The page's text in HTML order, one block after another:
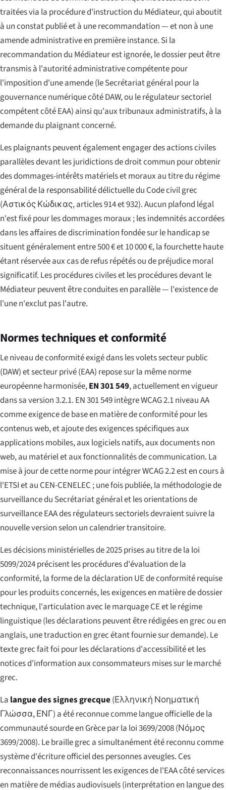
traitées via la procédure d'instruction du Médiateur, qui aboutit
à un constat publié et à une recommandation — et non à une
amende administrative en première instance. Si la
recommandation du Médiateur est ignorée, le dossier peut être
transmis à l'autorité administrative compétente pour
l'imposition d'une amende (le Secrétariat général pour la
gouvernance numérique côté DAW, ou le régulateur sectoriel
compétent côté EAA) ainsi qu'aux tribunaux administratifs, à la
demande du plaignant concerné.
Les plaignants peuvent également engager des actions civiles
parallèles devant les juridictions de droit commun pour obtenir
des dommages-intérêts matériels et moraux au titre du régime
général de la responsabilité délictuelle du Code civil grec
(Αστικός Κώδικας, articles 914 et 932). Aucun plafond légal
n'est fixé pour les dommages moraux ; les indemnités accordées
dans les affaires de discrimination fondée sur le handicap se
situent généralement entre 500 € et 10 000 €, la fourchette haute
étant réservée aux cas de refus répétés ou de préjudice moral
significatif. Les procédures civiles et les procédures devant le
Médiateur peuvent être conduites en parallèle — l'existence de
l'une n'exclut pas l'autre.
Normes techniques et conformité
Le niveau de conformité exigé dans les volets secteur public
(DAW) et secteur privé (EAA) repose sur la même norme
européenne harmonisée,EN 301 549, actuellement en vigueur
dans sa version 3.2.1. EN 301 549 intègre WCAG 2.1 niveau AA
comme exigence de base en matière de conformité pour les
contenus web, et ajoute des exigences spécifiques aux
applications mobiles, aux logiciels natifs, aux documents non
web, au matériel et aux fonctionnalités de communication. La
mise à jour de cette norme pour intégrer WCAG 2.2 est en cours à
l'ETSI et au CEN-CENELEC ; une fois publiée, la méthodologie de
surveillance du Secrétariat général et les orientations de
surveillance EAA des régulateurs sectoriels devraient suivre la
nouvelle version selon un calendrier transitoire.
Les décisions ministérielles de 2025 prises au titre de la loi
5099/2024 précisent les procédures d'évaluation de la
conformité, la forme de la déclaration UE de conformité requise
pour les produits concernés, les exigences en matière de dossier
technique, l'articulation avec le marquage CE et le régime
linguistique (les déclarations peuvent être rédigées en grec ou en
anglais, une traduction en grec étant fournie sur demande). Le
texte grec fait foi pour les déclarations d'accessibilité et les
notices d'information aux consommateurs mises sur le marché
grec.
La langue des signes grecque(Ελληνική Νοηματική
Γλώσσα, ΕΝΓ) a été reconnue comme langue officielle de la
communauté sourde en Grèce par la loi 3699/2008 (Νόμος
3699/2008). Le braille grec a simultanément été reconnu comme
système d'écriture officiel des personnes aveugles. Ces
reconnaissances nourrissent les exigences de l'EAA côté services
en matière de médias audiovisuels (interprétation en langue des